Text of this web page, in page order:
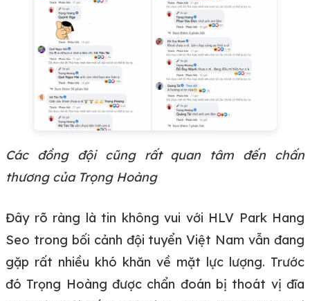
Các đồng đội cũng rất quan tâm đến chấn
thương của Trọng Hoàng
Đây rõ ràng là tin không vui với HLV Park Hang
Seo trong bối cảnh đội tuyển Việt Nam vẫn đang
gặp rất nhiều khó khăn về mặt lực lượng. Trước
đó Trọng Hoàng được chẩn đoán bị thoát vị đĩa